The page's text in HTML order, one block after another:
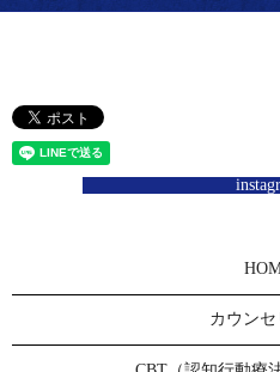
カウン